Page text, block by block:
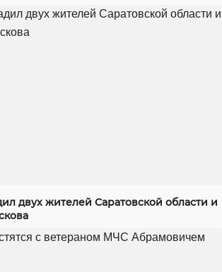
двух жителей Саратовской области и